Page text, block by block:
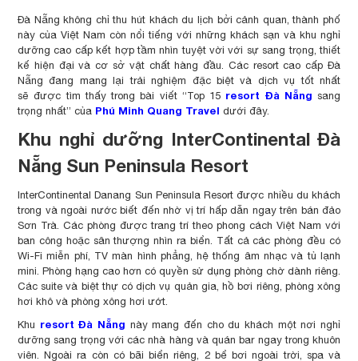
Đà Nẵng không chỉ thu hút khách du lịch bởi cảnh quan, thành phố
này của Việt Nam còn nổi tiếng với những khách sạn và khu nghỉ
dưỡng cao cấp kết hợp tầm nhìn tuyệt vời với sự sang trọng, thiết
kế hiện đại và cơ sở vật chất hàng đầu. Các resort cao cấp Đà
Nẵng đang mang lại trải nghiệm đặc biệt và dịch vụ tốt nhất
sẽ được tìm thấy trong bài viết “Top 15 resort Đà Nẵng sang
trọng nhất” của Phú Minh Quang Travel dưới đây.
Khu nghỉ dưỡng InterContinental Đà
Nẵng Sun Peninsula Resort
InterContinental Danang Sun Peninsula Resort được nhiều du khách
trong và ngoài nước biết đến nhờ vị trí hấp dẫn ngay trên bán đảo
Sơn Trà. Các phòng được trang trí theo phong cách Việt Nam với
ban công hoặc sân thượng nhìn ra biển. Tất cả các phòng đều có
Wi-Fi miễn phí, TV màn hình phẳng, hệ thống âm nhạc và tủ lạnh
mini. Phòng hạng cao hơn có quyền sử dụng phòng chờ dành riêng.
Các suite và biệt thự có dịch vụ quản gia, hồ bơi riêng, phòng xông
hơi khô và phòng xông hơi ướt.
Khu resort Đà Nẵng này mang đến cho du khách một nơi nghỉ
dưỡng sang trọng với các nhà hàng và quán bar ngay trong khuôn
viên. Ngoài ra còn có bãi biển riêng, 2 bể bơi ngoài trời, spa và